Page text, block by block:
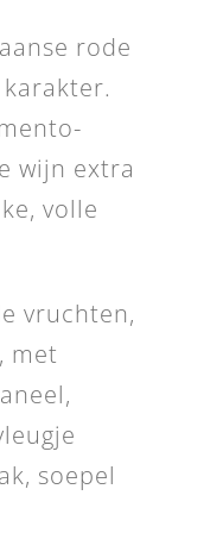
rode
wijn extra
volle
vruchten,
met
soepel